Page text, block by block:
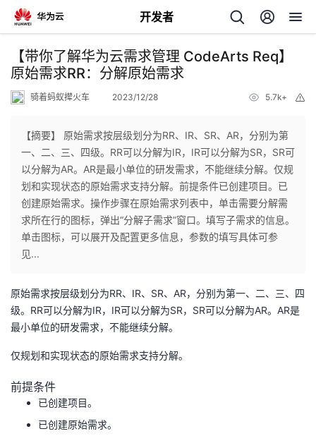
开发者
返
回
个
人
主
我
的
发
的
我
【带你了解华为云需求管理 CodeArts Req】
原始需求RR：分解原始需求
骑着蚂蚁撵火车 2023/12/28 5.7k+
【摘要】 原始需求按层级划分为RR、IR、SR、AR，分别为第
一、二、三、四级。RR可以分解为IR，IR可以分解为SR，SR可
以分解为AR。AR是最小单位的研发需求，不能继续分解。仅规
划和实现状态的原始需求支持分解。前提条件已创建项目。已
创建原始需求。操作步骤在原始需求列表中，单击需要分解需
求所在行的图标，弹出“分解子需求”窗口。填写子需求的信息。
单击图标，可以展开及配置更多信息，参数的填写具体可参
见...
原始需求按层级划分为RR、IR、SR、AR，分别为第一、二、三、四
级。RR可以分解为IR，IR可以分解为SR，SR可以分解为AR。AR是
最小单位的研发需求，不能继续分解。
仅规划和实现状态的原始需求支持分解。
前提条件
已创建项目。
已创建原始需求。